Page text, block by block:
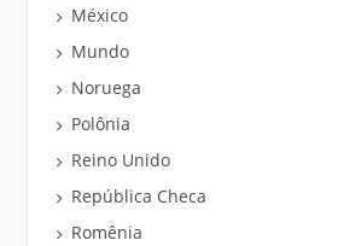
México
Mundo
Noruega
Polônia
Reino Unido
República Checa
Romênia